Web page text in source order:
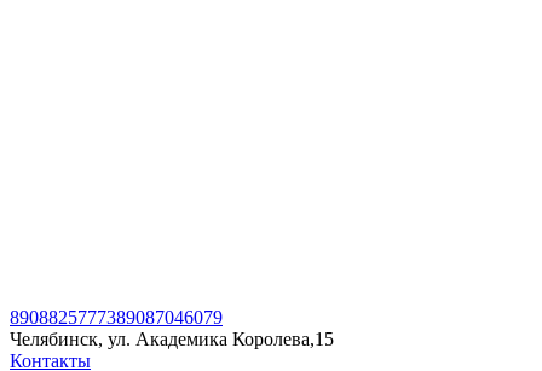
8908825777389087046079
Челябинск, ул. Академика Королева,15
Контакты